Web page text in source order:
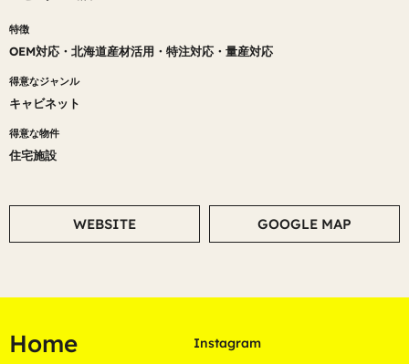
特徴
OEM対応 ・ 北海道産材活用 ・ 特注対応 ・ 量産対応
得意なジャンル
キャビネット
得意な物件
住宅施設
WEBSITE GOOGLE MAP
Home
Instagram